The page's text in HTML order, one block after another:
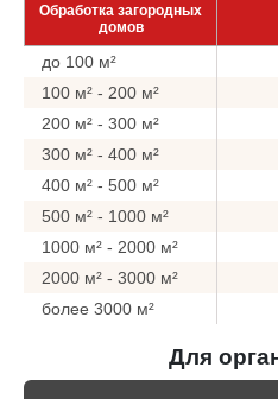
Обработка загородных
домов
до 100 м²
100 м² - 200 м²
200 м² - 300 м²
300 м² - 400 м²
400 м² - 500 м²
500 м² - 1000 м²
1000 м² - 2000 м²
2000 м² - 3000 м²
более 3000 м²
Для